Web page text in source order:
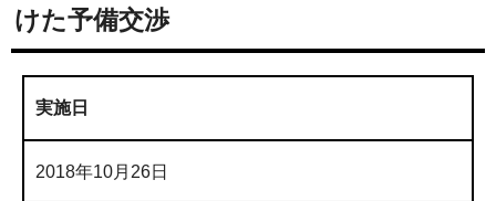
けた予備交渉
実施日
2018年10月26日